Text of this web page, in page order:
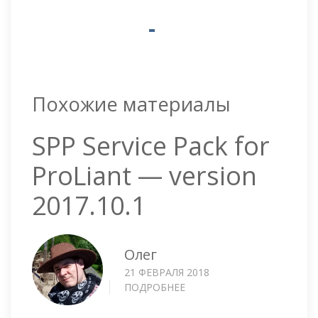
Похожие материалы
SPP Service Pack for
ProLiant — version
2017.10.1
Олег
21 ФЕВРАЛЯ 2018
ПОДРОБНЕЕ